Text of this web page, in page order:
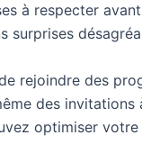
à respecter
surprises
rejoindre des
des
optimiser